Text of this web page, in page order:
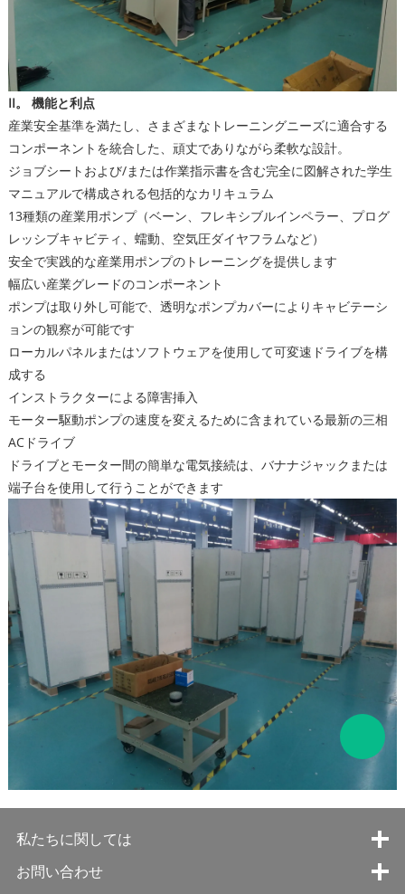
II。 機能と利点
産業安全基準を満たし、さまざまなトレーニングニーズに適合する
コンポーネントを統合した、頑丈でありながら柔軟な設計。
ジョブシートおよび/または作業指示書を含む完全に図解された学生
マニュアルで構成される包括的なカリキュラム
13種類の産業用ポンプ（ベーン、フレキシブルインペラー、プログ
レッシブキャビティ、蠕動、空気圧ダイヤフラムなど）
安全で実践的な産業用ポンプのトレーニングを提供します
幅広い産業グレードのコンポーネント
ポンプは取り外し可能で、透明なポンプカバーによりキャビテーシ
ョンの観察が可能です
ローカルパネルまたはソフトウェアを使用して可変速ドライブを構
成する
インストラクターによる障害挿入
モーター駆動ポンプの速度を変えるために含まれている最新の三相
ACドライブ
ドライブとモーター間の簡単な電気接続は、バナナジャックまたは
端子台を使用して行うことができます
私たちに関しては
お問い合わせ